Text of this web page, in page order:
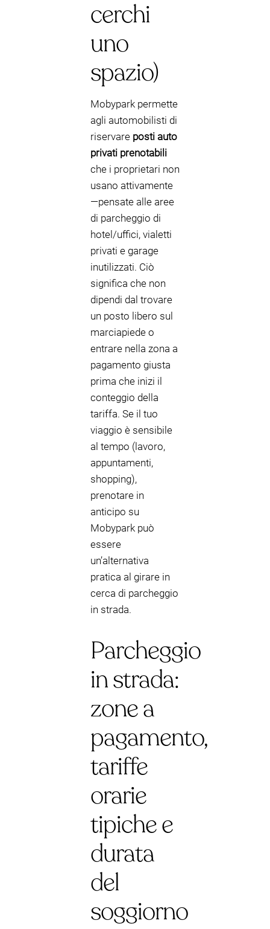
cerchi
uno
spazio)
Mobypark permette
agli automobilisti di
riservare posti auto
privati prenotabili
che i proprietari non
usano attivamente
—pensate alle aree
di parcheggio di
hotel/uffici, vialetti
privati e garage
inutilizzati. Ciò
significa che non
dipendi dal trovare
un posto libero sul
marciapiede o
entrare nella zona a
pagamento giusta
prima che inizi il
conteggio della
tariffa. Se il tuo
viaggio è sensibile
al tempo (lavoro,
appuntamenti,
shopping),
prenotare in
anticipo su
Mobypark può
essere
un’alternativa
pratica al girare in
cerca di parcheggio
in strada.
Parcheggio
in strada:
zone a
pagamento,
tariffe
orarie
tipiche e
durata
del
soggiorno